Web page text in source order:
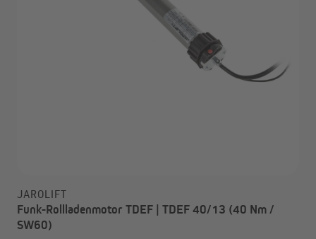
JAROLIFT
Funk-Rollladenmotor TDEF | TDEF 40/13 (40 Nm /
SW60)